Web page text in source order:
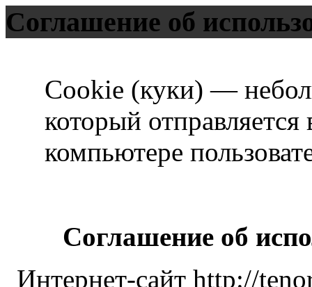
Соглашение об
Cookie (куки) —
который
компьютере
Соглашение об
Интернет-сайт http://